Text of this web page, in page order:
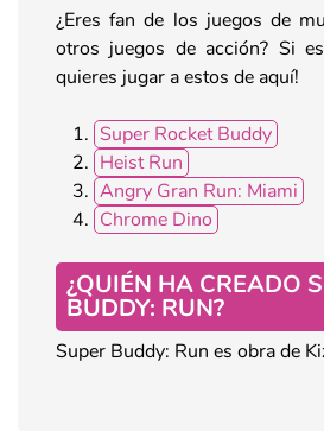
¿Eres fan de los juegos de
otros juegos de acción? Si
quieres jugar a estos de aquí!
Super Rocket Buddy
Heist Run
Angry Gran Run: Miami
Chrome Dino
¿QUIÉN HA CREADO
BUDDY: RUN?
Super Buddy: Run es obra de